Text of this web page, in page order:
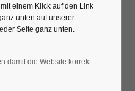
— DIE
CAMPUS
im 2. und 4.
einem Klick auf den Link
unten auf unserer
Seite ganz unten.
damit die Website korrekt